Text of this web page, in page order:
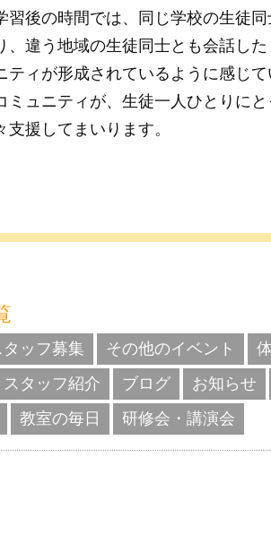
習後の時間では、同じ学校の生徒
、違う地域の生徒同士とも会話し
ティが形成されているように感じて
ミュニティが、生徒一人ひとりに
支援してまいります。
タッフ募集 その他のイベント
スタッフ紹介 ブログ お知らせ
教室の毎日 研修会・講演会